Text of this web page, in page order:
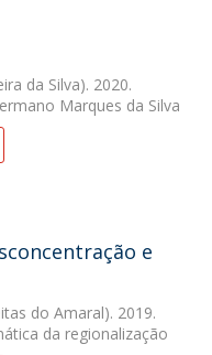
da Silva). 2020.
Marques da Silva
e
do Amaral). 2019.
da regionalização